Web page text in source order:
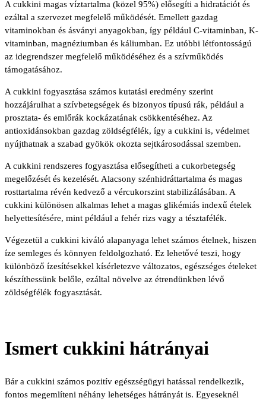
A cukkini magas víztartalma (közel 95%) elősegíti a hidratációt és
ezáltal a szervezet megfelelő működését. Emellett gazdag
vitaminokban és ásványi anyagokban, így például C-vitaminban, K-
vitaminban, magnéziumban és káliumban. Ez utóbbi létfontosságú
az idegrendszer megfelelő működéséhez és a szívműködés
támogatásához.
A cukkini fogyasztása számos kutatási eredmény szerint
hozzájárulhat a szívbetegségek és bizonyos típusú rák, például a
prosztata- és emlőrák kockázatának csökkentéséhez. Az
antioxidánsokban gazdag zöldségfélék, így a cukkini is, védelmet
nyújthatnak a szabad gyökök okozta sejtkárosodással szemben.
A cukkini rendszeres fogyasztása elősegítheti a cukorbetegség
megelőzését és kezelését. Alacsony szénhidráttartalma és magas
rosttartalma révén kedvező a vércukorszint stabilizálásában. A
cukkini különösen alkalmas lehet a magas glikémiás indexű ételek
helyettesítésére, mint például a fehér rizs vagy a tésztafélék.
Végezetül a cukkini kiváló alapanyaga lehet számos ételnek, hiszen
íze semleges és könnyen feldolgozható. Ez lehetővé teszi, hogy
különböző ízesítésekkel kísérletezve változatos, egészséges ételeket
készíthessünk belőle, ezáltal növelve az étrendünkben lévő
zöldségfélék fogyasztását.
Ismert cukkini hátrányai
Bár a cukkini számos pozitív egészségügyi hatással rendelkezik,
fontos megemlíteni néhány lehetséges hátrányát is. Egyeseknél